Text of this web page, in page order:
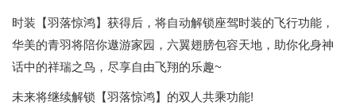
时装【羽落惊鸿】获得后，将自动解锁座驾时装的飞行功能，
华美的青羽将陪你遨游家园，六翼翅膀包容天地，助你化身神
话中的祥瑞之鸟，尽享自由飞翔的乐趣~
未来将继续解锁【羽落惊鸿】的双人共乘功能!